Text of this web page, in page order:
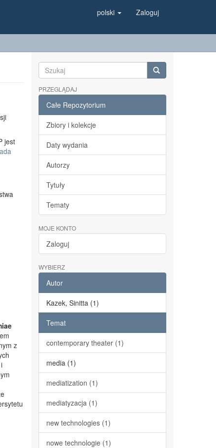
polski Zaloguj
jest
z
PRZEGLĄDAJ
Całe Repozytorium
Zbiory i kolekcje
Daty wydania
Autorzy
Tytuły
Tematy
MOJE KONTO
Zaloguj
WYBIERZ
Autor
Kazek, Sinitta (1)
Temat
contemporary theater (1)
media (1)
mediatization (1)
mediatyzacja (1)
new technologies (1)
nowe technologie (1)